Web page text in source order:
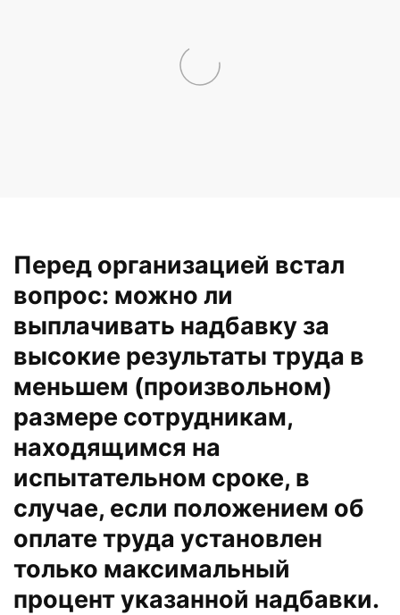
Перед организацией встал
вопрос: можно ли
выплачивать надбавку за
высокие результаты труда в
меньшем (произвольном)
размере сотрудникам,
находящимся на
испытательном сроке, в
случае, если положением об
оплате труда установлен
только максимальный
процент указанной надбавки.